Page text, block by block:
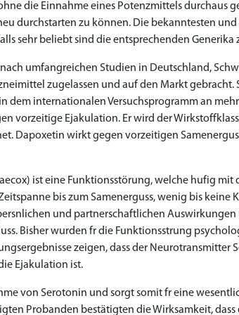
die Einnahme eines Potenzmittels durchaus
durchstarten zu können. Die bekanntesten
sehr beliebt sind die entsprechenden Generika
umfangreichen Studien in Deutschland,
zugelassen und auf den Markt gebracht.
internationalen Versuchsprogramm an
vorzeitige Ejakulation. Er wird der
Dapoxetin wirkt gegen vorzeitigen
ist eine Funktionsstörung, welche hufig mit
bis zum Samenerguss, wenig bis keine
und partnerschaftlichen Auswirkungen
Bisher wurden fr die Funktionsstrung
zeigen, dass der Neurotransmitter
Ejakulation ist.
von Serotonin und sorgt somit fr eine
Probanden bestätigten die Wirksamkeit, dass